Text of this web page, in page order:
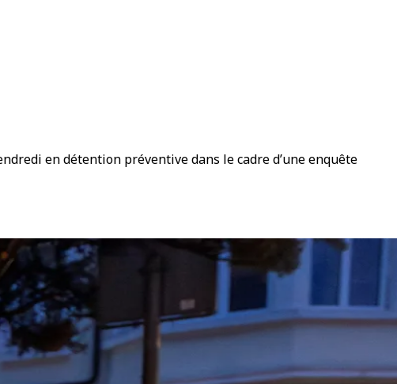
en détention préventive dans le cadre d’une enquête